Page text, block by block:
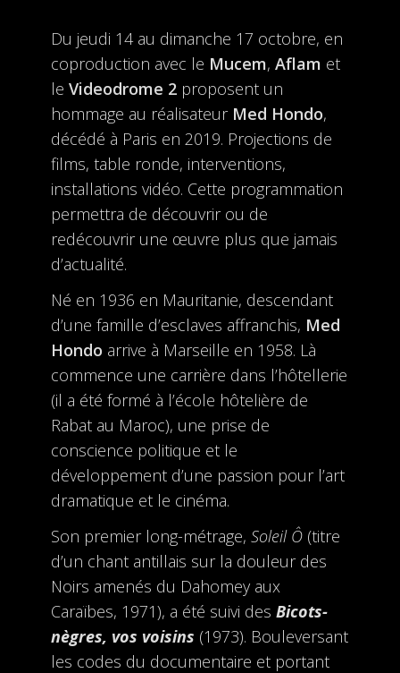
Du jeudi 14 au dimanche 17 octobre, en
coproduction avec le Mucem, Aflam et
le Videodrome 2 proposent un
hommage au réalisateur Med Hondo,
décédé à Paris en 2019. Projections de
films, table ronde, interventions,
installations vidéo. Cette programmation
permettra de découvrir ou de
redécouvrir une œuvre plus que jamais
d’actualité.
Né en 1936 en Mauritanie, descendant
d’une famille d’esclaves affranchis, Med
Hondo arrive à Marseille en 1958. Là
commence une carrière dans l’hôtellerie
(il a été formé à l’école hôtelière de
Rabat au Maroc), une prise de
conscience politique et le
développement d’une passion pour l’art
dramatique et le cinéma.
Son premier long-métrage, Soleil Ô(titre
d’un chant antillais sur la douleur des
Noirs amenés du Dahomey aux
Caraïbes, 1971), a été suivi des Bicots-
nègres, vos voisins (1973). Bouleversant
les codes du documentaire et portant